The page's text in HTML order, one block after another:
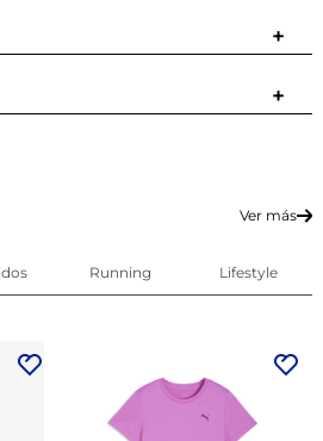
+
+
Ver más
Running Lifestyle